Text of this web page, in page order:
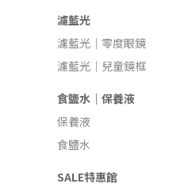
濾藍光
濾藍光｜零度眼鏡
濾藍光｜兒童鏡框
食鹽水｜保養液
保養液
食鹽水
SALE特惠館